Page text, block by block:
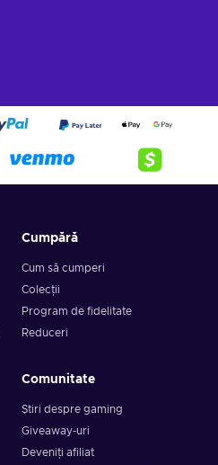
Cumpără
Cum să cumperi
Colecții
Program de fidelitate
Reduceri
Comunitate
Știri despre gaming
Giveaway-uri
Deveniți afiliat